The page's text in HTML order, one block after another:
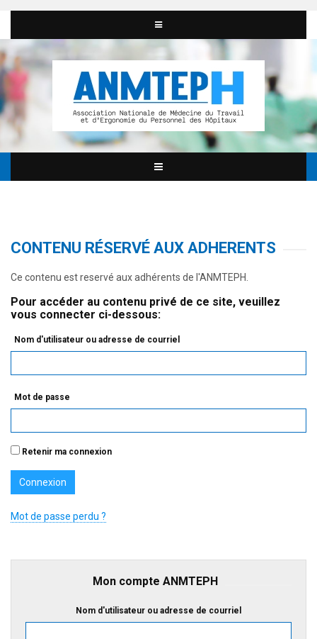
CONTENU RÉSERVÉ AUX ADHERENTS
Ce contenu est reservé aux adhérents de l'ANMTEPH.
Pour accéder au contenu privé de ce site, veuillez
vous connecter ci-dessous:
Nom d'utilisateur ou adresse de courriel
Mot de passe
Retenir ma connexion
Mot de passe perdu ?
Mon compte ANMTEPH
Nom d'utilisateur ou adresse de courriel